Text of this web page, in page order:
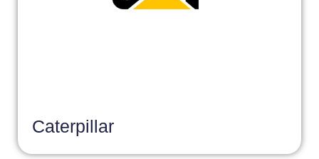
Caterpillar